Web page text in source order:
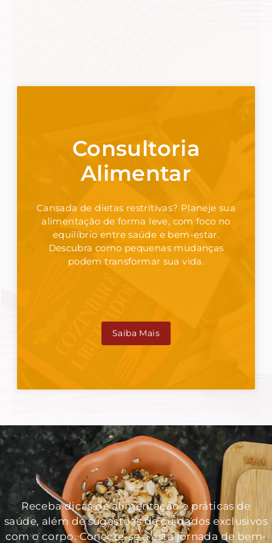
Consultoria
Alimentar
Cansada de dietas restritivas? Planeje sua
alimentação de forma leve, com foco no
equilíbrio entre saúde e bem-estar.
Descubra como pequenas mudanças
podem transformar sua vida.
Saiba Mais
Receba dicas de alimentação e práticas de
saúde, além de sugestões de cuidados exclusivos
com o corpo. Conecte-se a esta jornada de bem-